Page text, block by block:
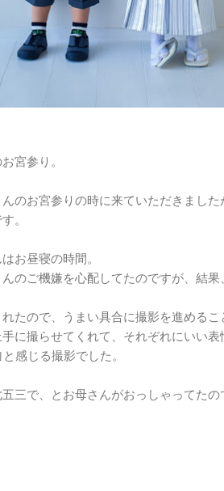
宮参り。
のお宮参りの時に来ていただきました
。
お昼寝の時間。
のご機嫌を心配してたのですが、結果
たので、うまい具合に撮影を進めるこ
に撮らせてくれて、それぞれにいい表
感じる撮影でした。
三で、とお母さんがおっしゃってた